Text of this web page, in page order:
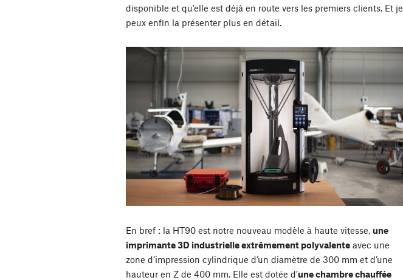
disponible et qu’elle est déjà en route vers les premiers clients. Et je
peux enfin la présenter plus en détail.
En bref : la HT90 est notre nouveau modèle à haute vitesse, une
imprimante 3D industrielle extrêmement polyvalente avec une
zone d’impression cylindrique d’un diamètre de 300 mm et d’une
hauteur en Z de 400 mm. Elle est dotée d’une chambre chauffée